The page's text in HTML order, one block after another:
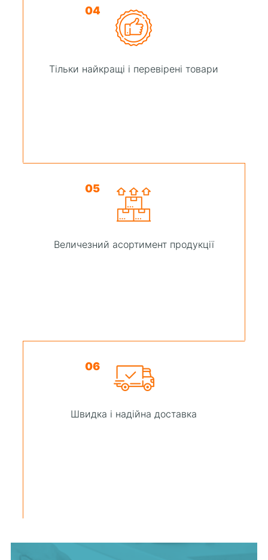
04
Тільки найкращі і перевірені товари
05
Величезний асортимент продукції
06
Швидка і надійна доставка